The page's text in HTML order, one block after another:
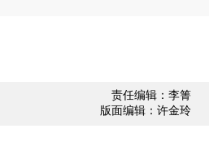
责任编辑：李箐
版面编辑：许金玲